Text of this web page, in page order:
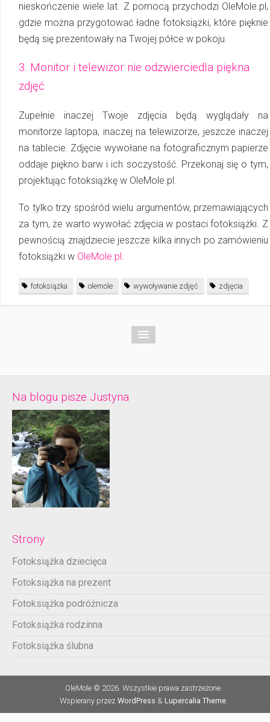
nieskończenie wiele lat. Z pomocą przychodzi OleMole.pl,
gdzie można przygotować ładne fotoksiążki, które pięknie
będą się prezentowały na Twojej półce w pokoju.
3. Monitor i telewizor nie odzwierciedla piękna
zdjęć
Zupełnie inaczej Twoje zdjęcia będą wyglądały na
monitorze laptopa, inaczej na te­le­wi­zo­rze, jeszcze inaczej
na tablecie. Zdjęcie wywołane na fotograficznym papierze
oddaje piękno barw i ich soczystość. Przekonaj się o tym,
projektując fotoksiążkę w OleMole.pl.
To tylko trzy spośród wielu argumentów, przemawiających
za tym, że warto wywołać zdjęcia w postaci fotoksiążki. Z
pewnością znajdziecie jeszcze kilka innych po zamówieniu
fotoksiążki w OleMole.pl
fotoksiążka olemole wywoływanie zdjęć zdjęcia
Na blogu pisze Justyna
Strony
Fotoksiążka dziecięca
Fotoksiążka na prezent
Fotoksiążka podróżnicza
Fotoksiążka rodzinna
Fotoksiążka ślubna
OleMole © 2026. Wszystkie prawa zastrzeżone.
Wspierany przez WordPress & Lupercalia Theme.